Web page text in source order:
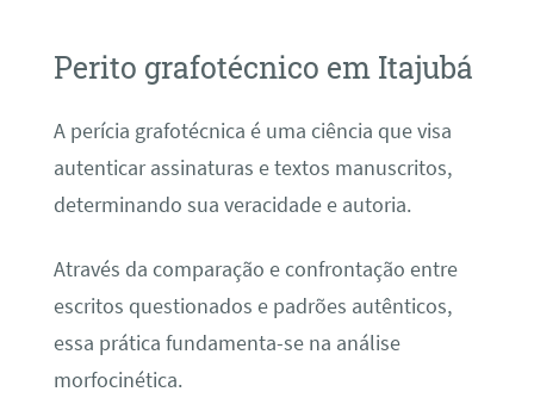
Perito grafotécnico em Itajubá
A perícia grafotécnica é uma ciência que visa
autenticar assinaturas e textos manuscritos,
determinando sua veracidade e autoria.
Através da comparação e confrontação entre
escritos questionados e padrões autênticos,
essa prática fundamenta-se na análise
morfocinética.